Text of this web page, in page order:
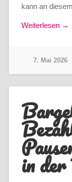
kann an
Weiterlesen →
7. Mai 2026
in